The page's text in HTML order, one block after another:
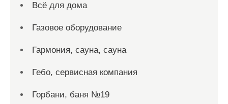
Всё для дома
Газовое оборудование
Гармония, сауна, сауна
Гебо, сервисная компания
Горбани, баня №19